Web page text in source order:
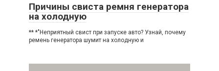
Причины свиста ремня генератора
на холодную
** *"Неприятный свист при запуске авто? Узнай, почему
ремень генератора шумит на холодную и